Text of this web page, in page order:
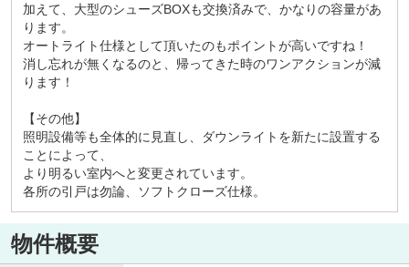
加えて、大型のシューズBOXも交換済みで、かなりの容量があ
ります。
オートライト仕様として頂いたのもポイントが高いですね！
消し忘れが無くなるのと、帰ってきた時のワンアクションが減
ります！
【その他】
照明設備等も全体的に見直し、ダウンライトを新たに設置する
ことによって、
より明るい室内へと変更されています。
各所の引戸は勿論、ソフトクローズ仕様。
物件概要